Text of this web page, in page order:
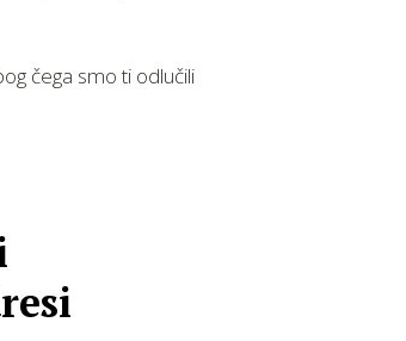
čega smo ti odlučili